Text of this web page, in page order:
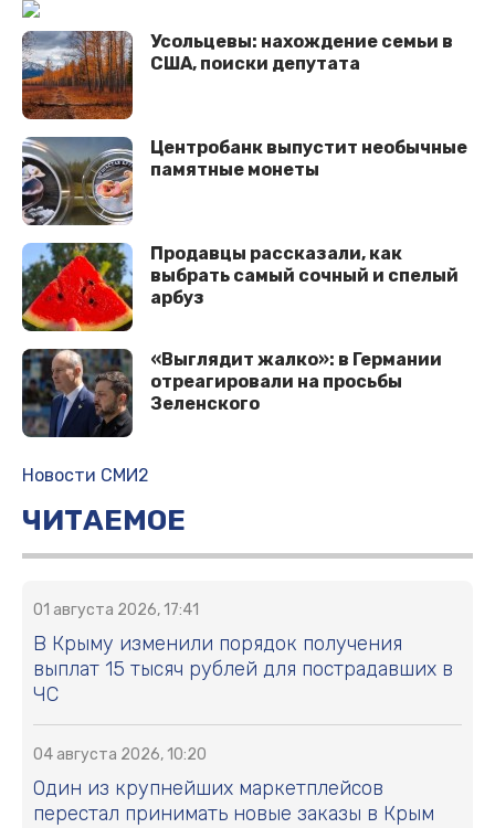
Усольцевы: нахождение семьи в
США, поиски депутата
Центробанк выпустит необычные
памятные монеты
Продавцы рассказали, как
выбрать самый сочный и спелый
арбуз
«Выглядит жалко»: в Германии
отреагировали на просьбы
Зеленского
Новости СМИ2
ЧИТАЕМОЕ
01 августа 2026, 17:41
В Крыму изменили порядок получения
выплат 15 тысяч рублей для пострадавших в
ЧС
04 августа 2026, 10:20
Один из крупнейших маркетплейсов
перестал принимать новые заказы в Крым